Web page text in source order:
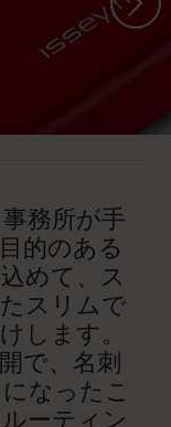
務所が手
的のある
めて、ス
スリムで
します。
で、名刺
なったこ
ーティン